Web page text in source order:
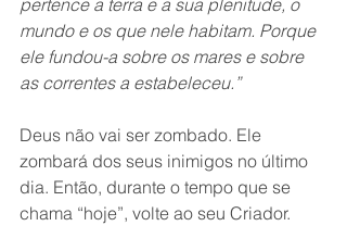
mundo e os que nele habitam. Porque
ele fundou-a sobre os mares e sobre
as correntes a estabeleceu.”
Deus não vai ser zombado. Ele
zombará dos seus inimigos no último
dia. Então, durante o tempo que se
chama “hoje”, volte ao seu Criador.